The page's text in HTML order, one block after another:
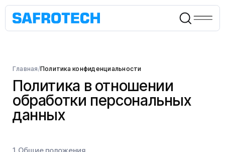
Политика в отношении
обработки персональных
данных
1. Общие положения
составлена в соответствии с требованиями